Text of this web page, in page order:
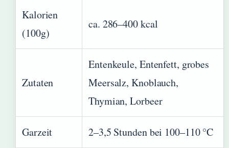
Kalorien
(100g)
ca. 286–400 kcal
Zutaten
Entenkeule, Entenfett, grobes
Meersalz, Knoblauch,
Thymian, Lorbeer
Garzeit 2–3,5 Stunden bei 100–110 °C